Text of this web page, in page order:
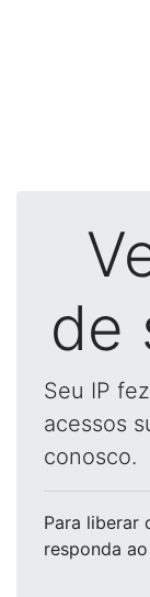
de
Seu IP
acessos
conosco.
Para liberar
responda